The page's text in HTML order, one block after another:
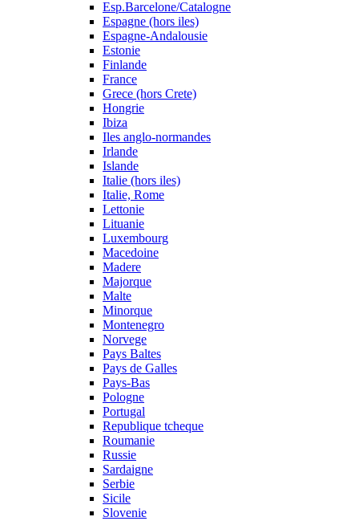
Esp.Barcelone/Catalogne
Espagne (hors iles)
Espagne-Andalousie
Estonie
Finlande
France
Grece (hors Crete)
Hongrie
Ibiza
Iles anglo-normandes
Irlande
Islande
Italie (hors iles)
Italie, Rome
Lettonie
Lituanie
Luxembourg
Macedoine
Madere
Majorque
Malte
Minorque
Montenegro
Norvege
Pays Baltes
Pays de Galles
Pays-Bas
Pologne
Portugal
Republique tcheque
Roumanie
Russie
Sardaigne
Serbie
Sicile
Slovenie